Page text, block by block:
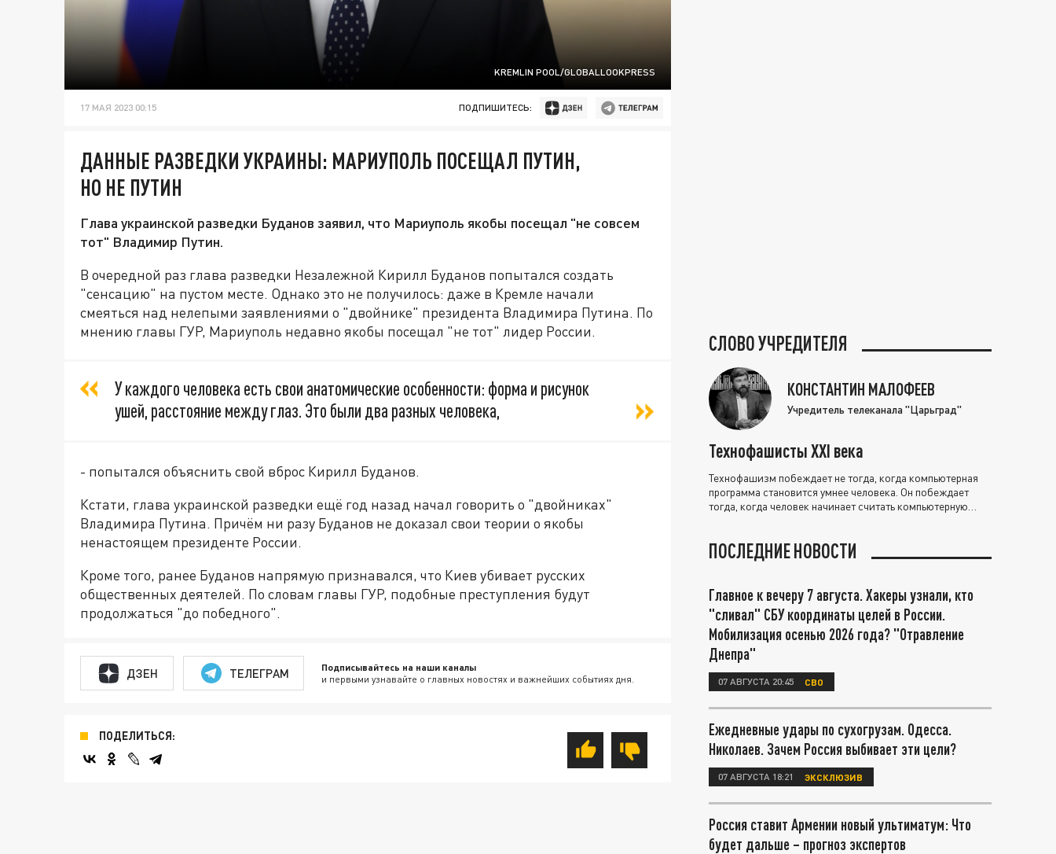
KREMLIN POOL/GLOBALLOOKPRESS
17 МАЯ 2023 00:15 ПОДПИШИТЕСЬ:
ДАННЫЕ РАЗВЕДКИ УКРАИНЫ: МАРИУПОЛЬ ПОСЕЩАЛ ПУТИН,
НО НЕ ПУТИН
Глава украинской разведки Буданов заявил, что Мариуполь якобы посещал "не совсем
тот" Владимир Путин.
В очередной раз глава разведки Незалежной Кирилл Буданов попытался создать
"сенсацию" на пустом месте. Однако это не получилось: даже в Кремле начали
смеяться над нелепыми заявлениями о "двойнике" президента Владимира Путина. По
мнению главы ГУР, Мариуполь недавно якобы посещал "не тот" лидер России.
У каждого человека есть свои анатомические особенности: форма и рисунок
ушей, расстояние между глаз. Это были два разных человека,
- попытался объяснить свой вброс Кирилл Буданов.
Кстати, глава украинской разведки ещё год назад начал говорить о "двойниках"
Владимира Путина. Причём ни разу Буданов не доказал свои теории о якобы
ненастоящем президенте России.
Кроме того, ранее Буданов напрямую признавался, что Киев убивает русских
общественных деятелей. По словам главы ГУР, подобные преступления будут
продолжаться "до победного".
ДЗЕН ТЕЛЕГРАМ Подписывайтесь на наши каналы
и первыми узнавайте о главных новостях и важнейших событиях дня.
ПОДЕЛИТЬСЯ:
СЛОВО УЧРЕДИТЕЛЯ
КОНСТАНТИН МАЛОФЕЕВ
Учредитель телеканала "Царьград"
Технофашисты XXI века
Технофашизм побеждает не тогда, когда компьютерная
программа становится умнее человека. Он побеждает
тогда, когда человек начинает считать компьютерную
ПОСЛЕДНИЕ НОВОСТИ
Главное к вечеру 7 августа. Хакеры узнали, кто
"сливал" СБУ координаты целей в России.
Мобилизация осенью 2026 года? "Отравление
Днепра"
07 АВГУСТА 20:45 СВО
Ежедневные удары по сухогрузам. Одесса.
Николаев. Зачем Россия выбивает эти цели?
07 АВГУСТА 18:21 ЭКСКЛЮЗИВ
Россия ставит Армении новый ультиматум: Что
будет дальше – прогноз экспертов